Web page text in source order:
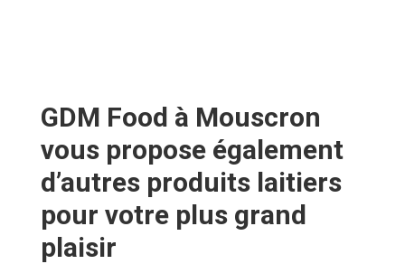
GDM Food à Mouscron
vous propose également
d’autres produits laitiers
pour votre plus grand
plaisir